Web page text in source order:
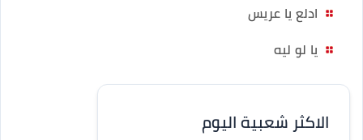
ادلع يا عريس
يا لو ليه
الاكثر شعبية اليوم